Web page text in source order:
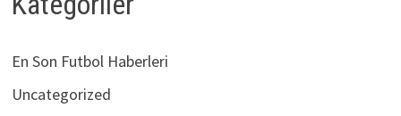
En Son Futbol Haberleri
Uncategorized